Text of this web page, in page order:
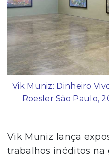
Vik Muniz: Dinheiro
Roesler São Paulo,
Vik Muniz lança
trabalhos inéditos na